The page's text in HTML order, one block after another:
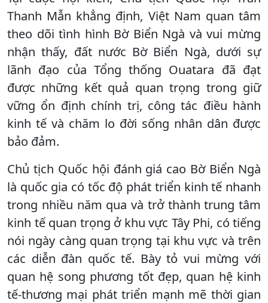
Thanh Mẫn khẳng định, Việt Nam quan tâm
theo dõi tình hình Bờ Biển Ngà và vui mừng
nhận thấy, đất nước Bờ Biển Ngà, dưới sự
lãnh đạo của Tổng thống Ouatara đã đạt
được những kết quả quan trọng trong giữ
vững ổn định chính trị, công tác điều hành
kinh tế và chăm lo đời sống nhân dân được
bảo đảm.
Chủ tịch Quốc hội đánh giá cao Bờ Biển Ngà
là quốc gia có tốc độ phát triển kinh tế nhanh
trong nhiều năm qua và trở thành trung tâm
kinh tế quan trọng ở khu vực Tây Phi, có tiếng
nói ngày càng quan trọng tại khu vực và trên
các diễn đàn quốc tế. Bày tỏ vui mừng với
quan hệ song phương tốt đẹp, quan hệ kinh
tế-thương mại phát triển mạnh mẽ thời gian